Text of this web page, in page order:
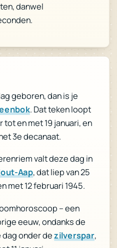
danwel
geboren, dan is je
. Dat teken loopt
tot en met 19 januari, en
3e decanaat.
valt deze dag in
Aap, dat liep van 25
met 12 februari 1945.
– een
eeuw, ondanks de
dag onder dezilverspar,